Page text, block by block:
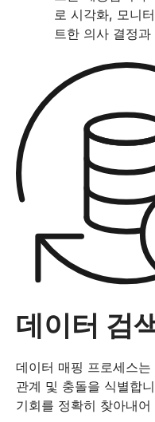
로 시각화, 모니
트한 의사 결정
데이터 검
데이터 매핑 프로세스
관계 및 충돌을 식별합
기회를 정확히 찾아내